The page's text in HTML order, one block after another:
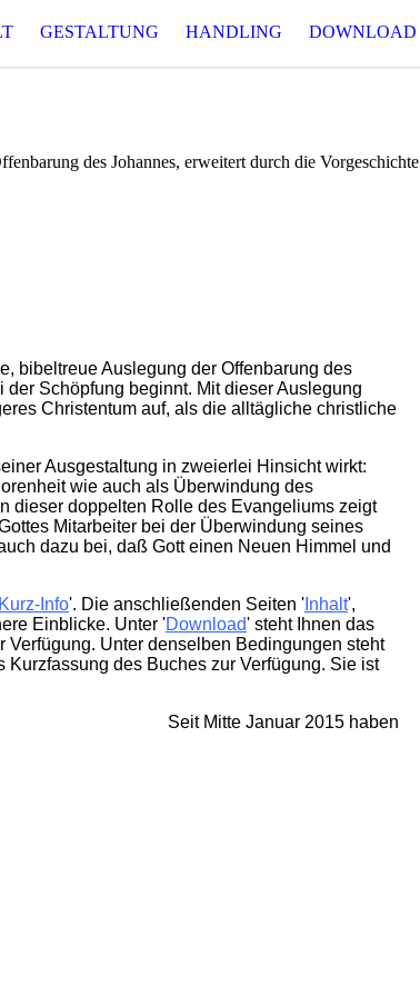
GESTALTUNG HANDLING DOWNLOAD
des Johannes, erweitert durch die Vorgeschichte
bibeltreue Auslegung der Offenbarung des
Schöpfung beginnt. Mit dieser Auslegung
Christentum auf, als die alltägliche christliche
Ausgestaltung in zweierlei Hinsicht wirkt:
wie auch als Überwindung des
dieser doppelten Rolle des Evangeliums zeigt
Mitarbeiter bei der Überwindung seines
dazu bei, daß Gott einen Neuen Himmel und
Info'. Die anschließenden Seiten ' Inhalt',
Einblicke. Unter 'Download' steht Ihnen das
Verfügung. Unter denselben Bedingungen steht
des Buches zur Verfügung. Sie ist
Seit Mitte Januar 2015 haben